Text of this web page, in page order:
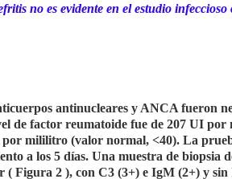
no es evidente en el estudio
antinucleares y ANCA fueron
de factor reumatoide fue de 207 UI
mililitro (valor normal, <40). La
a los 5 días. Una muestra de biopsia
( Figura 2 ), con C3 (3+) e IgM (2+) y